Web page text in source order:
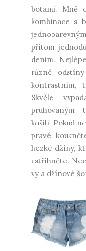
botami. Mně
kombinace s
přitom
denim.
různé
kontrastním,
Skvěle
pruhovaným
košilí. Pokud
pravé,
hezké džíny,
ustřihněte.
vy a džínové